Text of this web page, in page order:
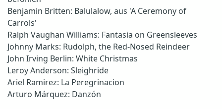
Benjamin Britten: Balulalow, aus 'A Ceremony of
Carrols'
Ralph Vaughan Williams: Fantasia on Greensleeves
Johnny Marks: Rudolph, the Red-Nosed Reindeer
John Irving Berlin: White Christmas
Leroy Anderson: Sleighride
Ariel Ramirez: La Peregrinacion
Arturo Márquez: Danzón